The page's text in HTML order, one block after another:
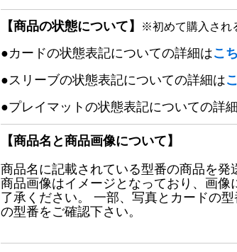
【商品の状態について】 ※初めて購入され
●カードの状態表記についての詳細はこ
●スリーブの状態表記についての詳細は
●プレイマットの状態表記についての詳
【商品名と商品画像について】
商品名に記載されている型番の商品を発
商品画像はイメージとなっており、画
了承ください。 一部、写真とカードの
の型番をご確認下さい。